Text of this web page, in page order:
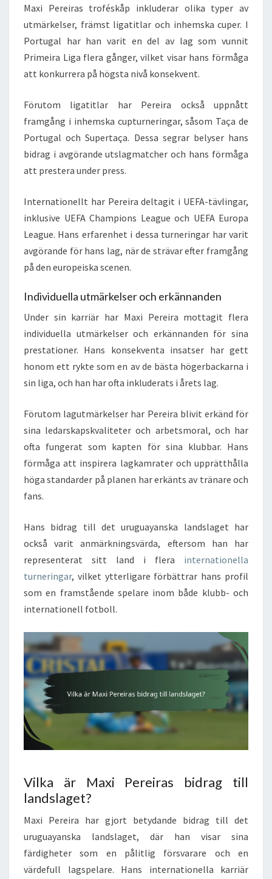
Maxi Pereiras troféskåp inkluderar olika typer av
utmärkelser, främst ligatitlar och inhemska cuper. I
Portugal har han varit en del av lag som vunnit
Primeira Liga flera gånger, vilket visar hans förmåga
att konkurrera på högsta nivå konsekvent.
Förutom ligatitlar har Pereira också uppnått
framgång i inhemska cupturneringar, såsom Taça de
Portugal och Supertaça. Dessa segrar belyser hans
bidrag i avgörande utslagmatcher och hans förmåga
att prestera under press.
Internationellt har Pereira deltagit i UEFA-tävlingar,
inklusive UEFA Champions League och UEFA Europa
League. Hans erfarenhet i dessa turneringar har varit
avgörande för hans lag, när de strävar efter framgång
på den europeiska scenen.
Individuella utmärkelser och erkännanden
Under sin karriär har Maxi Pereira mottagit flera
individuella utmärkelser och erkännanden för sina
prestationer. Hans konsekventa insatser har gett
honom ett rykte som en av de bästa högerbackarna i
sin liga, och han har ofta inkluderats i årets lag.
Förutom lagutmärkelser har Pereira blivit erkänd för
sina ledarskapskvaliteter och arbetsmoral, och har
ofta fungerat som kapten för sina klubbar. Hans
förmåga att inspirera lagkamrater och upprätthålla
höga standarder på planen har erkänts av tränare och
fans.
Hans bidrag till det uruguayanska landslaget har
också varit anmärkningsvärda, eftersom han har
representerat sitt land i flera internationella
turneringar, vilket ytterligare förbättrar hans profil
som en framstående spelare inom både klubb- och
internationell fotboll.
Vilka är Maxi Pereiras bidrag till
landslaget?
Maxi Pereira har gjort betydande bidrag till det
uruguayanska landslaget, där han visar sina
färdigheter som en pålitlig försvarare och en
värdefull lagspelare. Hans internationella karriär